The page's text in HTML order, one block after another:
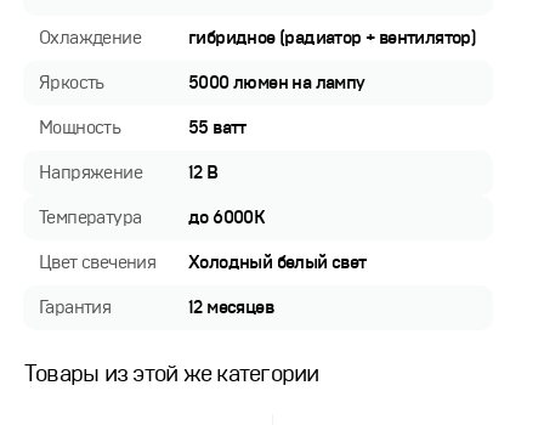
Охлаждение гибридное (радиатор + вентилятор)
Яркость 5000 люмен на лампу
Мощность 55 ватт
Напряжение 12 В
Температура до 6000K
Цвет свечения Холодный белый свет
Гарантия 12 месяцев
Товары из этой же категории